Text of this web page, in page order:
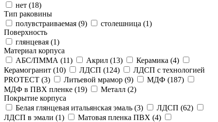
нет (18)
Тип раковины
полувстраиваемая (9) столешница (1)
Поверхность
глянцевая (1)
Материал корпуса
АБС/ПММА (11) Акрил (13) Керамика (4)
Керамогранит (10) ЛДСП (124)
ЛДСП с технологией
PROTECT (3) Литьевой мрамор (9) МДФ (187)
МДФ в ПВХ пленке (19) Металл (2)
Покрытие корпуса
Белая глянцевая итальянская эмаль (3) ЛДСП (62)
ЛДСП в эмали (1) Матовая пленка ПВХ (4)